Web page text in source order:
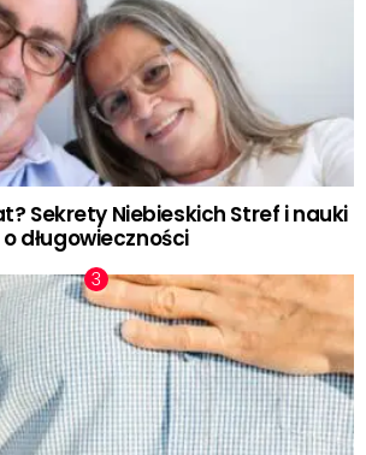
Sekrety Niebieskich Stref i nauki
o długowieczności